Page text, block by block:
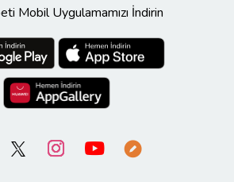
Mobil Uygulamamızı İndirin